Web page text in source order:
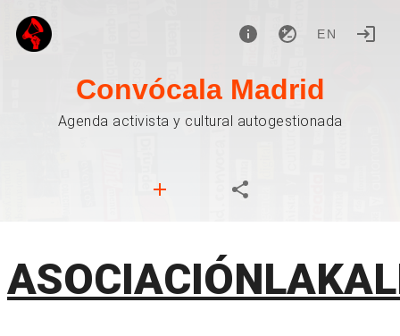
EN
Convócala Madrid
Agenda activista y cultural autogestionada